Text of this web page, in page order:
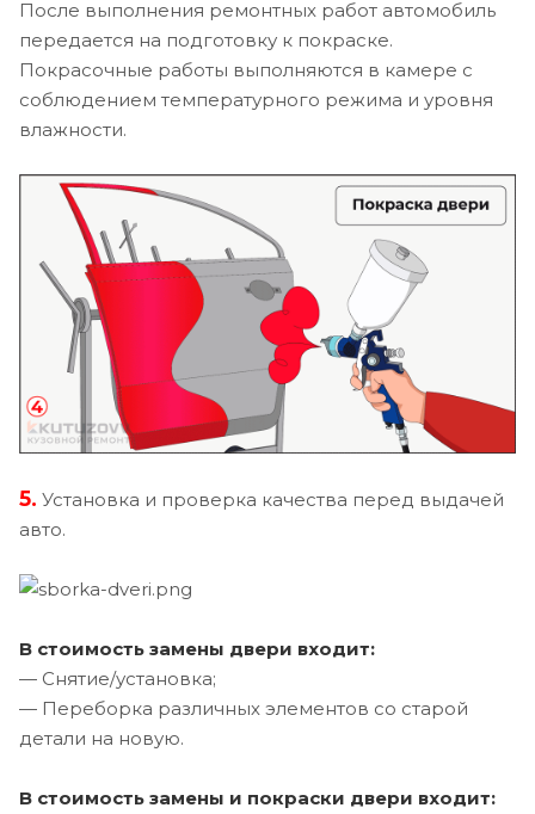
После выполнения ремонтных работ автомобиль
передается на подготовку к покраске.
Покрасочные работы выполняются в камере с
соблюдением температурного режима и уровня
влажности.
5. Установка и проверка качества перед выдачей
авто.
В стоимость замены двери входит:
— Снятие/установка;
— Переборка различных элементов со старой
детали на новую.
В стоимость замены и покраски двери входит: